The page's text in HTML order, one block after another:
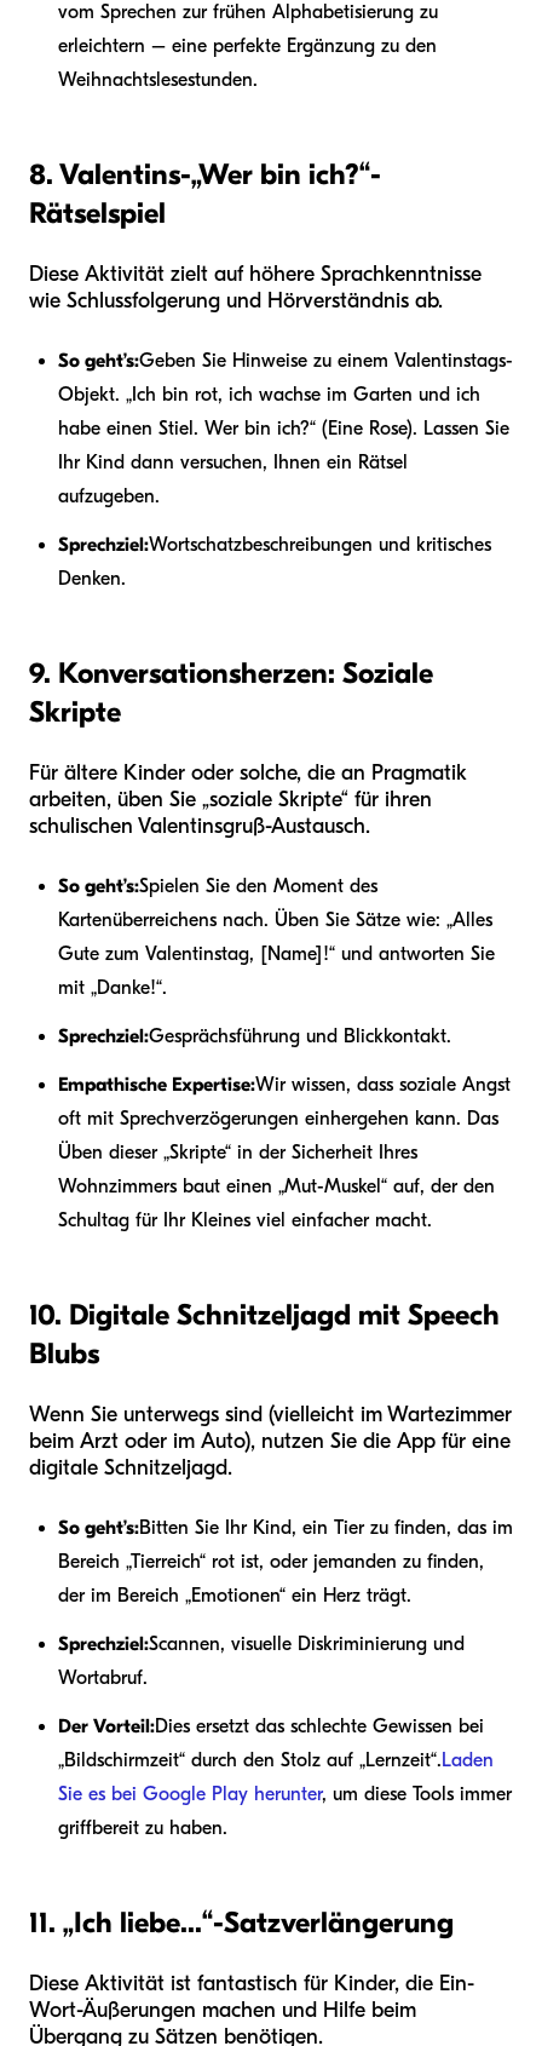
vom Sprechen zur frühen Alphabetisierung zu
erleichtern – eine perfekte Ergänzung zu den
Weihnachtslesestunden.
8. Valentins-„Wer bin ich?“-
Rätselspiel
Diese Aktivität zielt auf höhere Sprachkenntnisse
wie Schlussfolgerung und Hörverständnis ab.
So geht’s:Geben Sie Hinweise zu einem Valentinstags-
Objekt. „Ich bin rot, ich wachse im Garten und ich
habe einen Stiel. Wer bin ich?“ (Eine Rose). Lassen Sie
Ihr Kind dann versuchen, Ihnen ein Rätsel
aufzugeben.
Sprechziel:Wortschatzbeschreibungen und kritisches
Denken.
9. Konversationsherzen: Soziale
Skripte
Für ältere Kinder oder solche, die an Pragmatik
arbeiten, üben Sie „soziale Skripte“ für ihren
schulischen Valentinsgruß-Austausch.
So geht’s:Spielen Sie den Moment des
Kartenüberreichens nach. Üben Sie Sätze wie: „Alles
Gute zum Valentinstag, [Name]!“ und antworten Sie
mit „Danke!“.
Sprechziel:Gesprächsführung und Blickkontakt.
Empathische Expertise:Wir wissen, dass soziale Angst
oft mit Sprechverzögerungen einhergehen kann. Das
Üben dieser „Skripte“ in der Sicherheit Ihres
Wohnzimmers baut einen „Mut-Muskel“ auf, der den
Schultag für Ihr Kleines viel einfacher macht.
10. Digitale Schnitzeljagd mit Speech
Blubs
Wenn Sie unterwegs sind (vielleicht im Wartezimmer
beim Arzt oder im Auto), nutzen Sie die App für eine
digitale Schnitzeljagd.
So geht’s:Bitten Sie Ihr Kind, ein Tier zu finden, das im
Bereich „Tierreich“ rot ist, oder jemanden zu finden,
der im Bereich „Emotionen“ ein Herz trägt.
Sprechziel:Scannen, visuelle Diskriminierung und
Wortabruf.
Der Vorteil:Dies ersetzt das schlechte Gewissen bei
„Bildschirmzeit“ durch den Stolz auf „Lernzeit“.Laden
Sie es bei Google Play herunter, um diese Tools immer
griffbereit zu haben.
11. „Ich liebe...“-Satzverlängerung
Diese Aktivität ist fantastisch für Kinder, die Ein-
Wort-Äußerungen machen und Hilfe beim
Übergang zu Sätzen benötigen.